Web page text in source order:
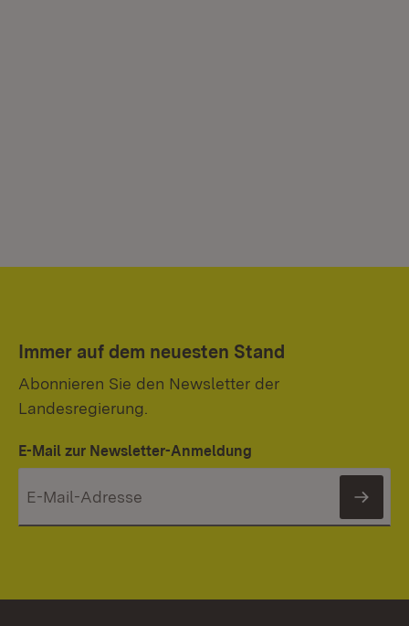
Immer auf dem neuesten Stand
Abonnieren Sie den Newsletter der
Landesregierung.
E-Mail zur Newsletter-Anmeldung